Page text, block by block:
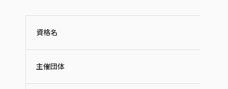
資格名
主催団体